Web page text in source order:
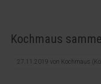
Kochmaus
27.11.2019 von Kochmaus